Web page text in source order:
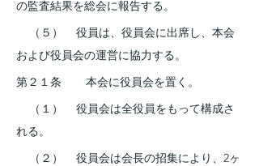
の監査結果を総会に報告する。
（５）    役員は、役員会に出席し、本会
および役員会の運営に協力する。
第２１条    　本会に役員会を置く。
（１）    役員会は全役員をもって構成さ
れる。
（２）    役員会は会長の招集により、2ヶ